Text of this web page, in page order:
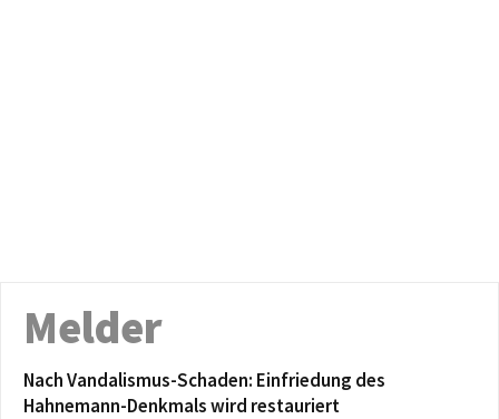
Melder
Nach Vandalismus-Schaden: Einfriedung des
Hahnemann-Denkmals wird restauriert